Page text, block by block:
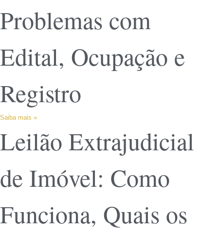
Problemas com
Edital, Ocupação e
Registro
Saiba mais »
Leilão Extrajudicial
de Imóvel: Como
Funciona, Quais os